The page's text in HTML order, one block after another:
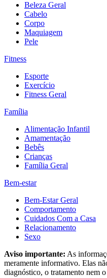
Beleza Geral
Cabelo
Corpo
Maquiagem
Pele
Fitness
Esporte
Exercício
Fitness Geral
Família
Alimentação Infantil
Amamentação
Bebês
Crianças
Família Geral
Bem-estar
Bem-Estar Geral
Comportamento
Cuidados Com a Casa
Relacionamento
Sexo
Aviso importante: As
meramente informativo. Elas
diagnóstico, o tratamento nem